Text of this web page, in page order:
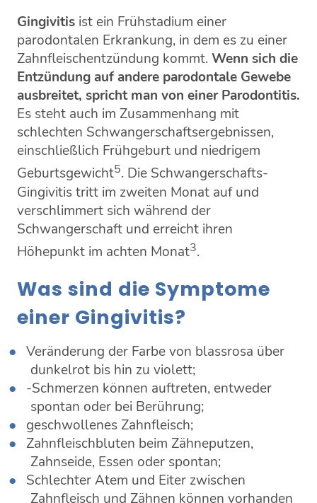
Gingivitisist ein Frühstadium einer
parodontalen Erkrankung, in dem es zu einer
Zahnfleischentzündung kommt. Wenn sich die
Entzündung auf andere parodontale Gewebe
ausbreitet, spricht man von einer Parodontitis.
Es steht auch im Zusammenhang mit
schlechten Schwangerschaftsergebnissen,
einschließlich Frühgeburt und niedrigem
Geburtsgewicht5. Die Schwangerschafts-
Gingivitis tritt im zweiten Monat auf und
verschlimmert sich während der
Schwangerschaft und erreicht ihren
Höhepunkt im achten Monat3.
Was sind die Symptome
einer Gingivitis?
Veränderung der Farbe von blassrosa über
dunkelrot bis hin zu violett;
-Schmerzen können auftreten, entweder
spontan oder bei Berührung;
geschwollenes Zahnfleisch;
Zahnfleischbluten beim Zähneputzen,
Zahnseide, Essen oder spontan;
Schlechter Atem und Eiter zwischen
Zahnfleisch und Zähnen können vorhanden